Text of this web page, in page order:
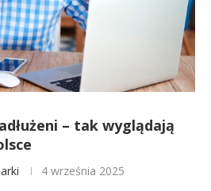
– tak wyglądają
4 września 2025